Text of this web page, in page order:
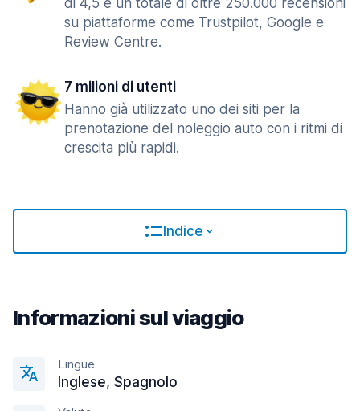
di 4,5 e un totale di oltre 250.000 recensioni
su piattaforme come Trustpilot, Google e
Review Centre.
7 milioni di utenti
Hanno già utilizzato uno dei siti per la
prenotazione del noleggio auto con i ritmi di
crescita più rapidi.
Indice
Informazioni sul viaggio
Lingue
Inglese, Spagnolo